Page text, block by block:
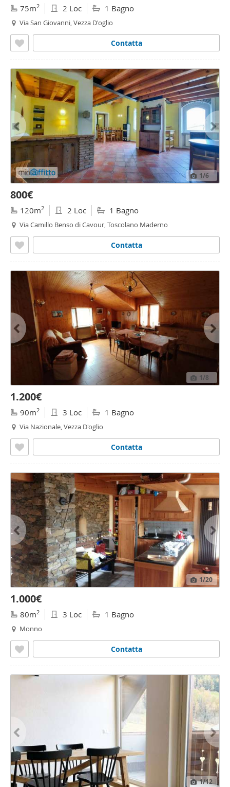
75m2 2 Loc 1 Bagno
Via San Giovanni, Vezza D'oglio
Contatta
1/6
800€
120m2 2 Loc 1 Bagno
Via Camillo Benso di Cavour, Toscolano Maderno
Contatta
1/8
1.200€
90m2 3 Loc 1 Bagno
Via Nazionale, Vezza D'oglio
Contatta
1/20
1.000€
80m2 3 Loc 1 Bagno
Monno
Contatta
1/12